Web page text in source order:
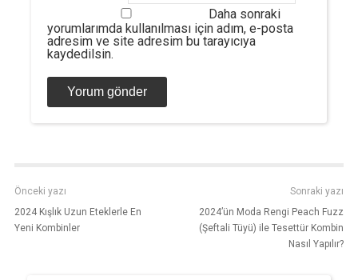
Daha sonraki
yorumlarımda kullanılması için adım, e-posta
adresim ve site adresim bu tarayıcıya
kaydedilsin.
Önceki yazı
2024 Kışlık Uzun Eteklerle En
Yeni Kombinler
Sonraki yazı
2024’ün Moda Rengi Peach Fuzz
(Şeftali Tüyü) ile Tesettür Kombin
Nasıl Yapılır?